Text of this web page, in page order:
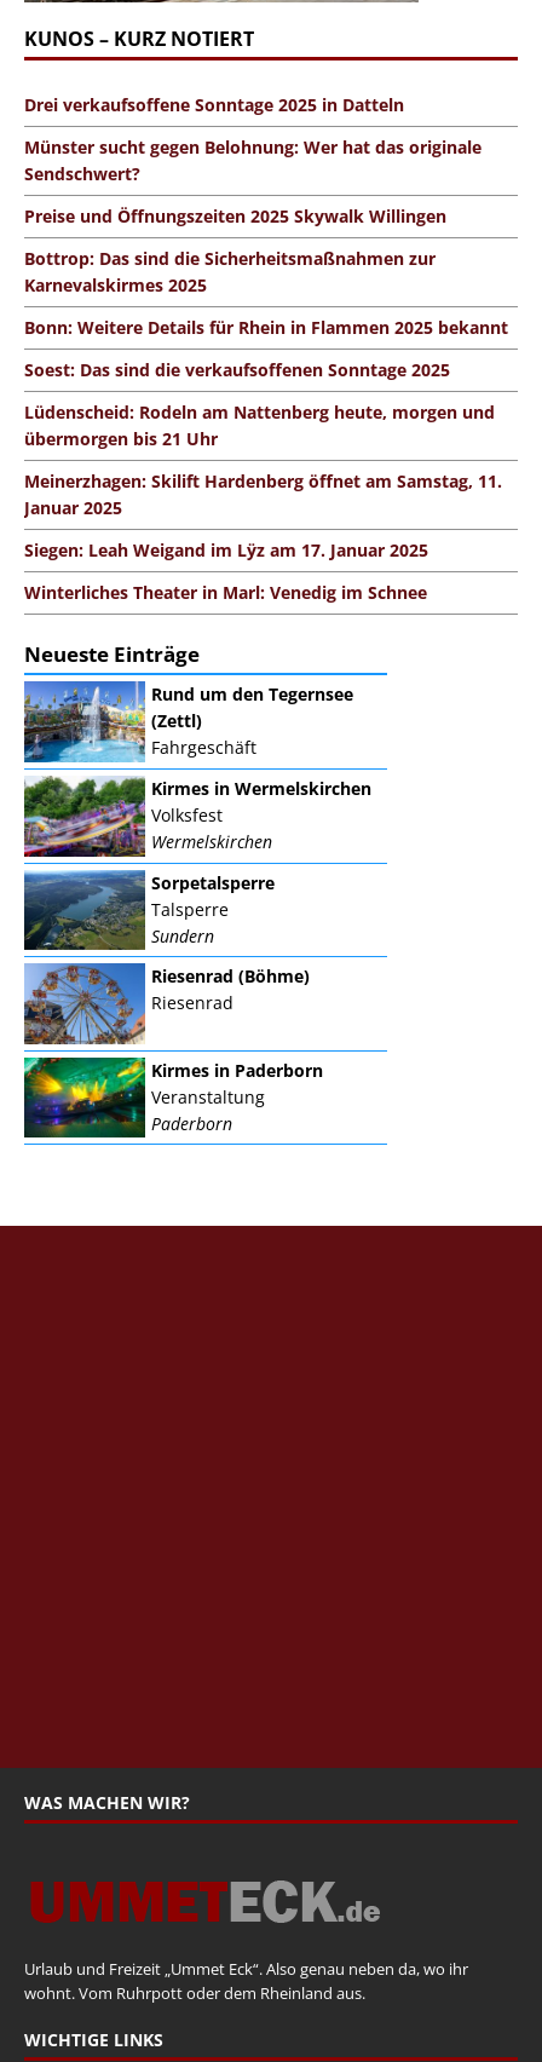
KUNOS – KURZ NOTIERT
Drei verkaufsoffene Sonntage 2025 in Datteln
Münster sucht gegen Belohnung: Wer hat das originale
Sendschwert?
Preise und Öffnungszeiten 2025 Skywalk Willingen
Bottrop: Das sind die Sicherheitsmaßnahmen zur
Karnevalskirmes 2025
Bonn: Weitere Details für Rhein in Flammen 2025 bekannt
Soest: Das sind die verkaufsoffenen Sonntage 2025
Lüdenscheid: Rodeln am Nattenberg heute, morgen und
übermorgen bis 21 Uhr
Meinerzhagen: Skilift Hardenberg öffnet am Samstag, 11.
Januar 2025
Siegen: Leah Weigand im Lÿz am 17. Januar 2025
Winterliches Theater in Marl: Venedig im Schnee
Neueste Einträge
Rund um den Tegernsee
(Zettl)
Fahrgeschäft
Kirmes in Wermelskirchen
Volksfest
Wermelskirchen
Sorpetalsperre
Talsperre
Sundern
Riesenrad (Böhme)
Riesenrad
Kirmes in Paderborn
Veranstaltung
Paderborn
WAS MACHEN WIR?
Urlaub und Freizeit „Ummet Eck“. Also genau neben da, wo ihr
wohnt. Vom Ruhrpott oder dem Rheinland aus.
WICHTIGE LINKS